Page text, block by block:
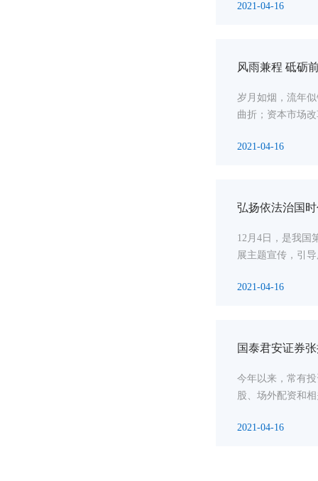
2021-04-16
风雨兼程 砥砺
岁月如烟，流年
曲折；资本市场
2021-04-16
弘扬依法治国
12月4日，是我国
展主题宣传，引
2021-04-16
国泰君安证券
今年以来，常有
股、场外配资和
2021-04-16